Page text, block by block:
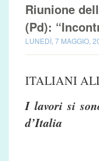
Riunione
(Pd):
LUNEDÌ, 7 MAGGIO,
ITALIANI
I lavori si
d’Italia